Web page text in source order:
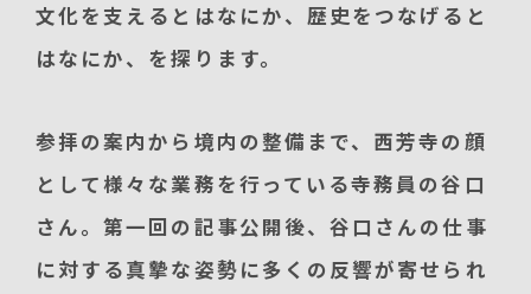
文化を支えるとはなにか、歴史をつなげると
はなにか、を探ります。
参拝の案内から境内の整備まで、西芳寺の顔
として様々な業務を行っている寺務員の谷口
さん。第一回の記事公開後、谷口さんの仕事
に対する真摯な姿勢に多くの反響が寄せられ